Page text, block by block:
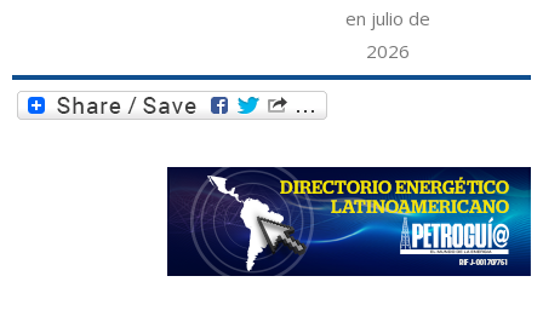
en julio de
2026